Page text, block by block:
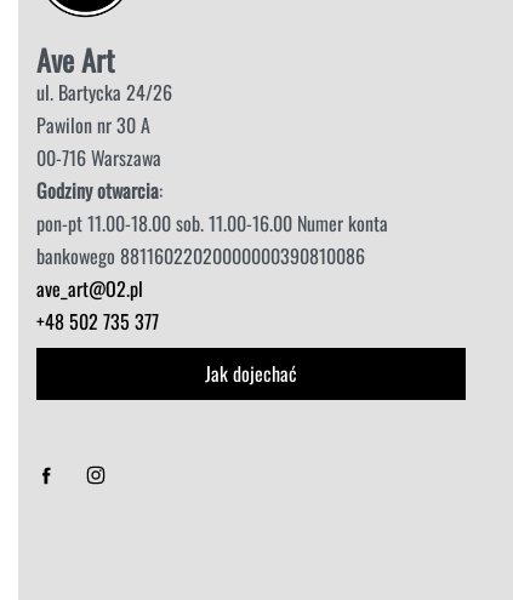
Ave Art
ul. Bartycka 24/26
Pawilon nr 30 A
00-716 Warszawa
Godziny otwarcia:
pon-pt 11.00-18.00 sob. 11.00-16.00 Numer konta
bankowego 88116022020000000390810086
ave_art@O2.pl
+48 502 735 377
Jak dojechać